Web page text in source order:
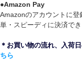
●Amazon Pay
Amazonのアカウントに
単・スピーディに決済でき
＊お買い物の流れ、入荷
ちら